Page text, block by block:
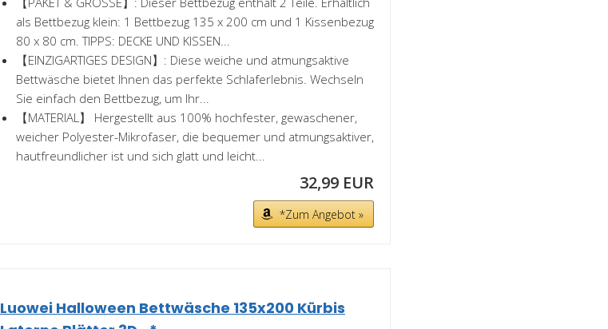
als Bettbezug klein: 1 Bettbezug 135 x 200 cm und 1 Kissenbezug
80 x 80 cm. TIPPS: DECKE UND KISSEN...
【EINZIGARTIGES DESIGN】: Diese weiche und atmungsaktive
Bettwäsche bietet Ihnen das perfekte Schlaferlebnis. Wechseln
Sie einfach den Bettbezug, um Ihr...
【MATERIAL】 Hergestellt aus 100% hochfester, gewaschener,
weicher Polyester-Mikrofaser, die bequemer und atmungsaktiver,
hautfreundlicher ist und sich glatt und leicht...
32,99 EUR
*Zum Angebot »
Luowei Halloween Bettwäsche 135x200 Kürbis